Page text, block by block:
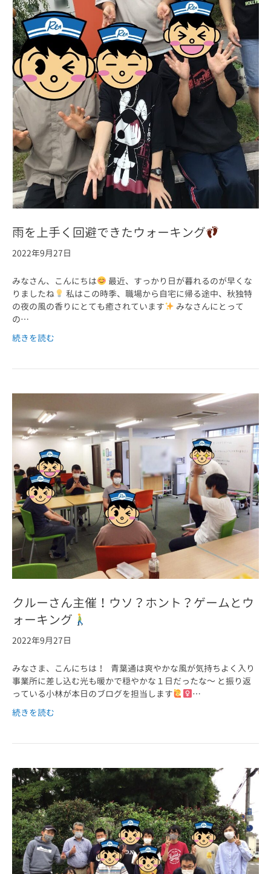
雨を上手く回避できたウォーキング
2022年9月27日
みなさん、こんにちは
最近、すっかり日が暮れるのが早くな
りましたね
私はこの時季、職場から自宅に帰る途中、秋独特
の夜の風の香りにとても癒されています
みなさんにとって
の…
続きを読む
クルーさん主催！ウソ？ホント？ゲームとウ
ォーキング
2022年9月27日
みなさま、こんにちは！ 青葉通は爽やかな風が気持ちよく入り
事業所に差し込む光も暖かで穏やかな１日だったな～ と振り返
っている小林が本日のブログを担当します
…
続きを読む